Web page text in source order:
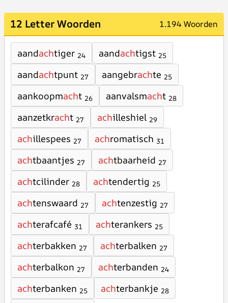
12 Letter Woorden 1.194 Woorden
aandachtiger 24 aandachtigst 25
aandachtpunt 27 aangebrachte 25
aankoopmacht 26 aanvalsmacht 28
aanzetkracht 27 achilleshiel 29
achillespees 27 achromatisch 31
achtbaantjes 27 achtbaarheid 27
achtcilinder 28 achtendertig 25
achtenswaard 27 achtenzestig 27
achterafcafé 31 achterankers 25
achterbakken 27 achterbalken 27
achterbalkon 27 achterbanden 24
achterbanken 25 achterbankje 28